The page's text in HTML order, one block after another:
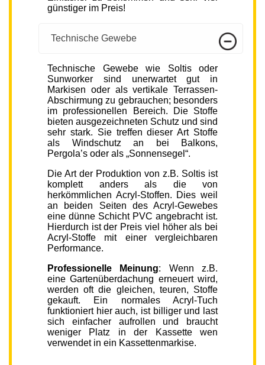
günstiger im Preis!
Technische Gewebe
Technische Gewebe wie Soltis oder
Sunworker sind unerwartet gut in
Markisen oder als vertikale Terrassen-
Abschirmung zu gebrauchen; besonders
im professionellen Bereich. Die Stoffe
bieten ausgezeichneten Schutz und sind
sehr stark. Sie treffen dieser Art Stoffe
als Windschutz an bei Balkons,
Pergola’s oder als „Sonnensegel“.
Die Art der Produktion von z.B. Soltis ist
komplett anders als die von
herkömmlichen Acryl-Stoffen. Dies weil
an beiden Seiten des Acryl-Gewebes
eine dünne Schicht PVC angebracht ist.
Hierdurch ist der Preis viel höher als bei
Acryl-Stoffe mit einer vergleichbaren
Performance.
Professionelle Meinung: Wenn z.B.
eine Gartenüberdachung erneuert wird,
werden oft die gleichen, teuren, Stoffe
gekauft. Ein normales Acryl-Tuch
funktioniert hier auch, ist billiger und last
sich einfacher aufrollen und braucht
weniger Platz in der Kassette wen
verwendet in ein Kassettenmarkise.